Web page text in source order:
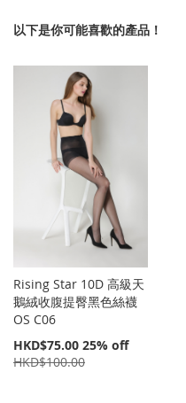
以下是你可能喜歡的產品！
Rising Star 10D 高級天
鵝絨收腹提臀黑色絲襪
OS C06
特
價
HKD$75.00 25% off
HKD$100.00